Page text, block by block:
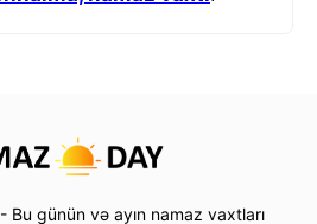
günün və ayın namaz vaxtları